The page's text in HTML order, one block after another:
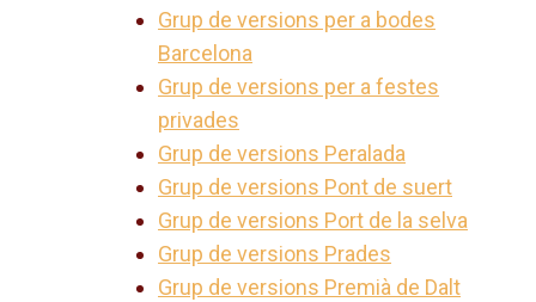
Grup de versions per a bodes
Barcelona
Grup de versions per a festes
privades
Grup de versions Peralada
Grup de versions Pont de suert
Grup de versions Port de la selva
Grup de versions Prades
Grup de versions Premià de Dalt